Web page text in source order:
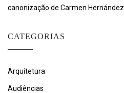
canonização de Carmen Hernández
CATEGORIAS
Arquitetura
Audiências